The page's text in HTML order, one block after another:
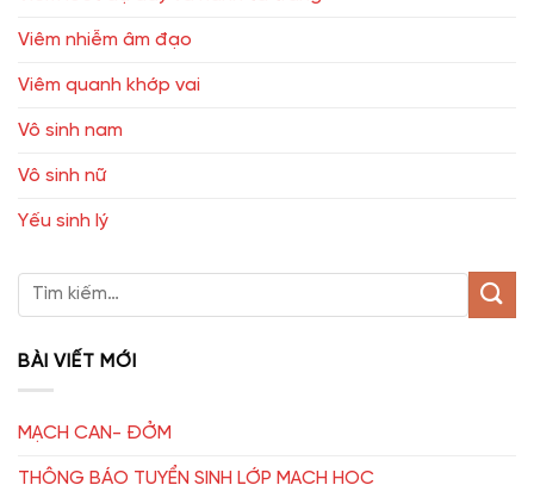
Viêm nhiễm âm đạo
Viêm quanh khớp vai
Vô sinh nam
Vô sinh nữ
Yếu sinh lý
BÀI VIẾT MỚI
MẠCH CAN- ĐỞM
THÔNG BÁO TUYỂN SINH LỚP MẠCH HỌC